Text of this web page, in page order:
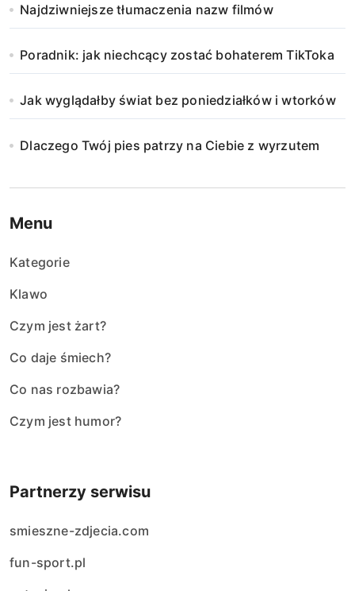
Najdziwniejsze tłumaczenia nazw filmów
Poradnik: jak niechcący zostać bohaterem TikToka
Jak wyglądałby świat bez poniedziałków i wtorków
Dlaczego Twój pies patrzy na Ciebie z wyrzutem
Menu
Kategorie
Klawo
Czym jest żart?
Co daje śmiech?
Co nas rozbawia?
Czym jest humor?
Partnerzy serwisu
smieszne-zdjecia.com
fun-sport.pl